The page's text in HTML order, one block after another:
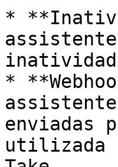
*
*
assistente
enviadas
utilizada